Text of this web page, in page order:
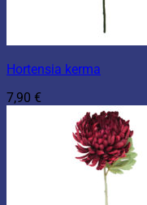
Hortensia kerma
7,90 €